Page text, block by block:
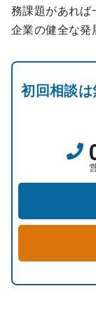
務課題があれば
企業の健全な発
初回相談